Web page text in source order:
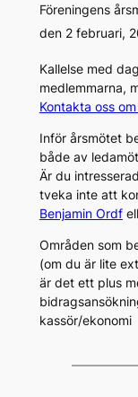
Föreningens
den 2 februari,
Kallelse med
medlemmarna,
Kontakta oss
Inför årsmötet
både av
Är du
tveka inte att
Benjamin Ordf
Områden som
(om du är lite
är det ett plus
kassör/ekonomi